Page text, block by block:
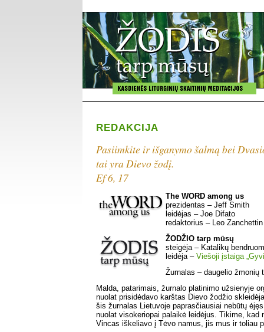
REDAKCIJA
Pasiimkite ir išganymo šalmą bei
tai yra Dievo žodį.
Ef 6, 17
The WORD among us
prezidentas – Jeff Smith
leidėjas – Joe Difato
redaktorius – Leo Zanchettin
ŽODŽIO tarp mūsų
steigėja – Katalikų
leidėja – Viešoji įstaiga
Žurnalas – daugelio žmonių
Malda, patarimais, žurnalo platinimo užsienyje
nuolat prisidėdavo karštas Dievo žodžio
šis žurnalas Lietuvoje paprasčiausiai nebūtų
nuolat visokeriopai palaikė leidėjus. Tikime, kad
Vincas iškeliavo į Tėvo namus, jis mus ir toliau